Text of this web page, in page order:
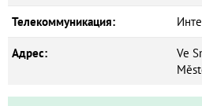
Телекоммуникация:
Адрес:
Ve